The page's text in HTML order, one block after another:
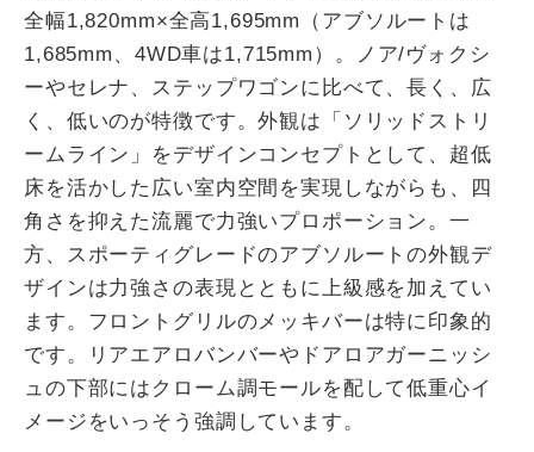
全幅1,820mm×全高1,695mm（アブソルートは
1,685mm、4WD車は1,715mm）。ノア/ヴォクシ
ーやセレナ、ステップワゴンに比べて、長く、広
く、低いのが特徴です。外観は「ソリッドストリ
ームライン」をデザインコンセプトとして、超低
床を活かした広い室内空間を実現しながらも、四
角さを抑えた流麗で力強いプロポーション。一
方、スポーティグレードのアブソルートの外観デ
ザインは力強さの表現とともに上級感を加えてい
ます。フロントグリルのメッキバーは特に印象的
です。リアエアロバンバーやドアロアガーニッシ
ュの下部にはクローム調モールを配して低重心イ
メージをいっそう強調しています。